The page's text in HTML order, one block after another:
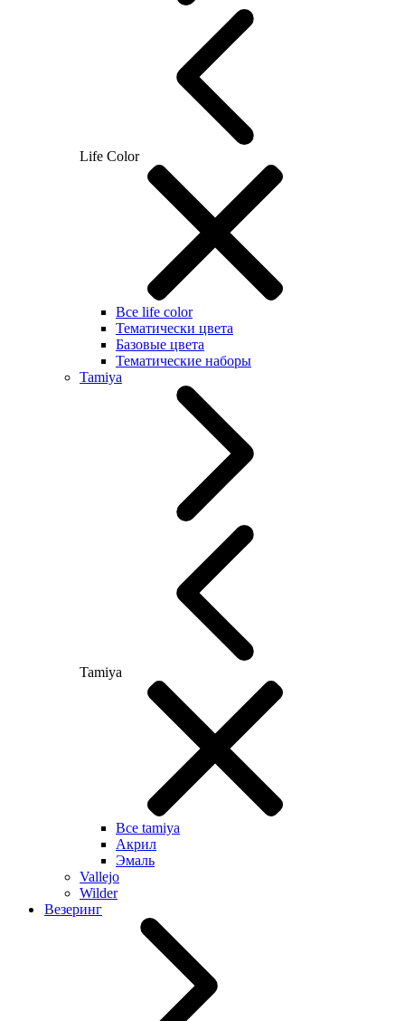
Life Color
Все life color
Тематически цвета
Базовые цвета
Тематические наборы
Tamiya
Tamiya
Все tamiya
Акрил
Эмаль
Vallejo
Wilder
Везеринг